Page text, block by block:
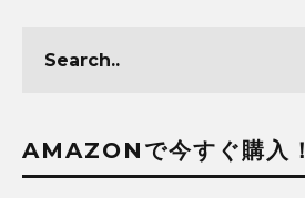
AMAZONで今すぐ購入！